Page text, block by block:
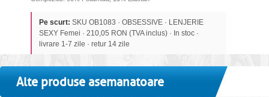
Pe scurt: SKU OB1083 · OBSESSIVE · LENJERIE
SEXY Femei · 210,05 RON (TVA inclus) · In stoc ·
livrare 1-7 zile · retur 14 zile
Alte produse asemanatoare